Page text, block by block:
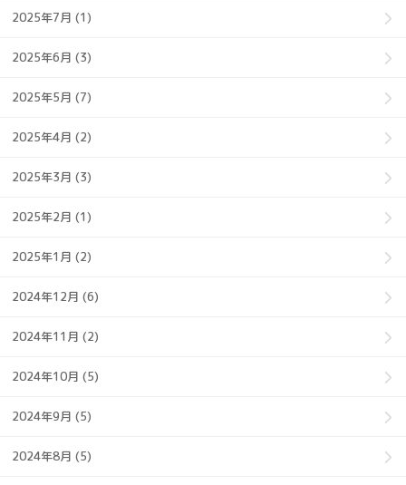
2025年7月 (1)
2025年6月 (3)
2025年5月 (7)
2025年4月 (2)
2025年3月 (3)
2025年2月 (1)
2025年1月 (2)
2024年12月 (6)
2024年11月 (2)
2024年10月 (5)
2024年9月 (5)
2024年8月 (5)